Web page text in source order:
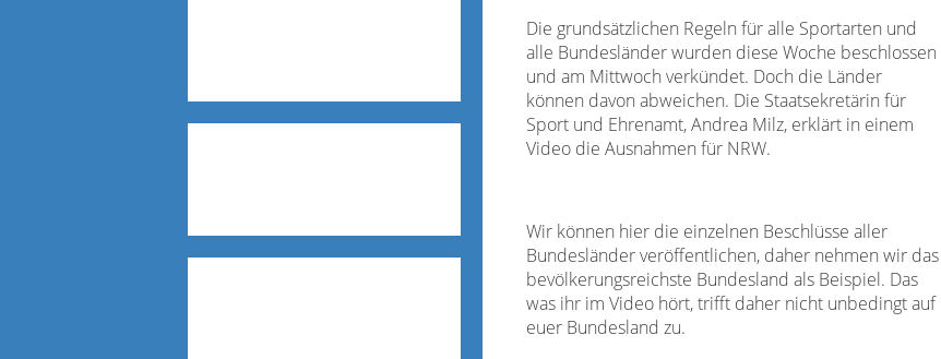
Die grundsätzlichen Regeln für alle Sportarten und
alle Bundesländer wurden diese Woche beschlossen
und am Mittwoch verkündet. Doch die Länder
können davon abweichen. Die Staatsekretärin für
Sport und Ehrenamt, Andrea Milz, erklärt in einem
Video die Ausnahmen für NRW.
Wir können hier die einzelnen Beschlüsse aller
Bundesländer veröffentlichen, daher nehmen wir das
bevölkerungsreichste Bundesland als Beispiel. Das
was ihr im Video hört, trifft daher nicht unbedingt auf
euer Bundesland zu.